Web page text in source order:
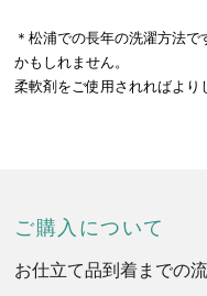
＊松浦での長年の洗濯方法
かもしれません。
柔軟剤をご使用されればより
ご購入について
お仕立て品到着までの